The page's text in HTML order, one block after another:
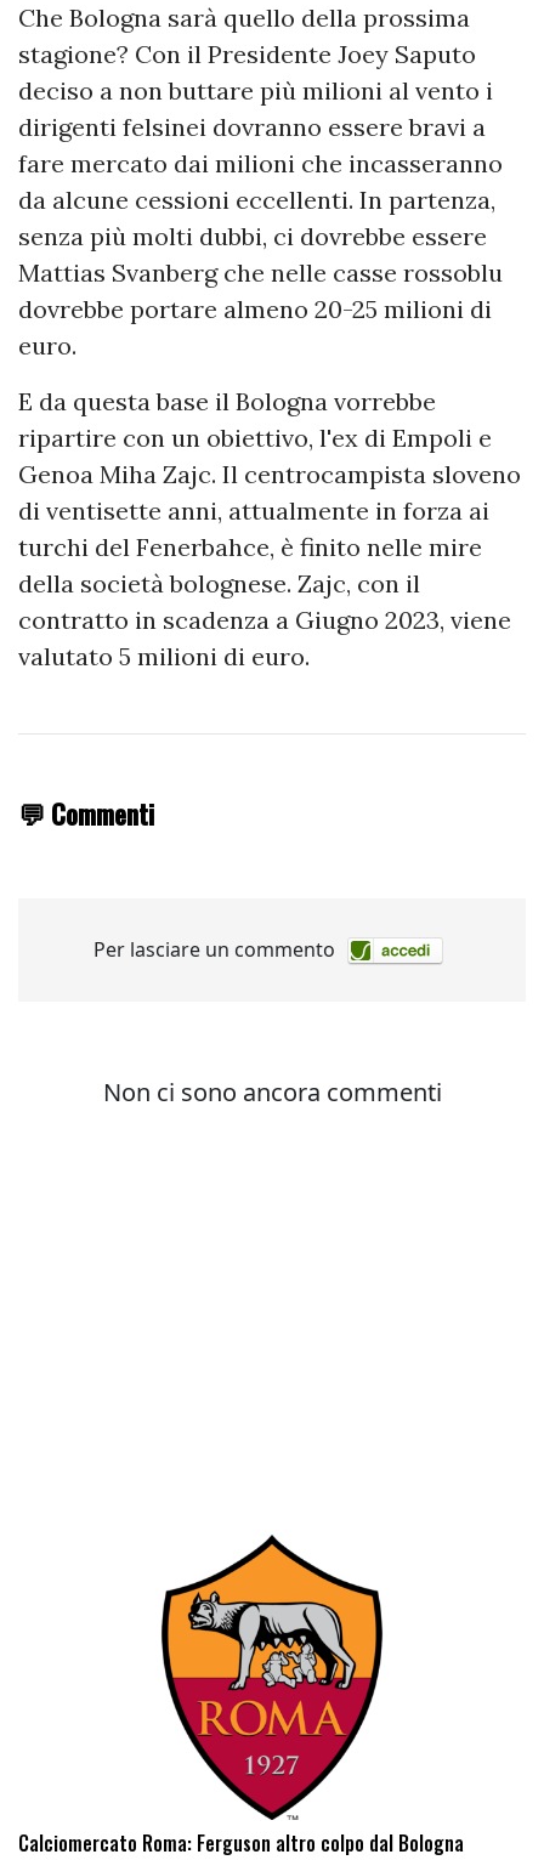
Che Bologna sarà quello della prossima
stagione? Con il Presidente Joey Saputo
deciso a non buttare più milioni al vento i
dirigenti felsinei dovranno essere bravi a
fare mercato dai milioni che incasseranno
da alcune cessioni eccellenti. In partenza,
senza più molti dubbi, ci dovrebbe essere
Mattias Svanberg che nelle casse rossoblu
dovrebbe portare almeno 20-25 milioni di
euro.
E da questa base il Bologna vorrebbe
ripartire con un obiettivo, l'ex di Empoli e
Genoa Miha Zajc. Il centrocampista sloveno
di ventisette anni, attualmente in forza ai
turchi del Fenerbahce, è finito nelle mire
della società bolognese. Zajc, con il
contratto in scadenza a Giugno 2023, viene
valutato 5 milioni di euro.
💬 Commenti
Calciomercato Roma: Ferguson altro colpo dal Bologna